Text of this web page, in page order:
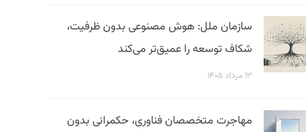
سازمان ملل: هوش مصنوعی بدون ظرفیت،
شکاف توسعه را عمیق‌تر می‌کند
۱۳ مرداد ۱۴۰۵
مهاجرت متخصصان فناوری، حکمرانی بدون